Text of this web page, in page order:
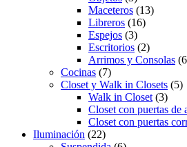
Maceteros (13)
Libreros (16)
Espejos (3)
Escritorios (2)
Arrimos y Consolas
Cocinas (7)
Closet y Walk in Closets (5)
Walk in Closet (3)
Closet con puertas de
Closet con puertas
Iluminación (22)